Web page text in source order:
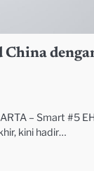
– Smart #5
kini hadir…